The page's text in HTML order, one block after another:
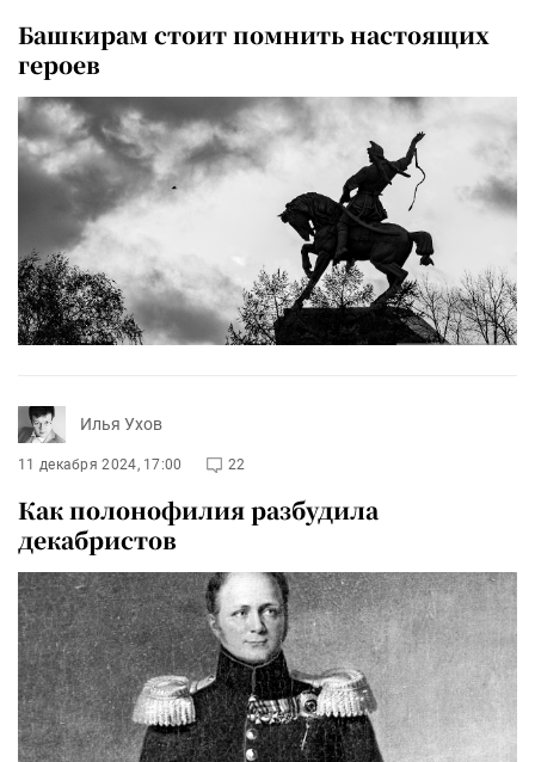
Башкирам стоит помнить настоящих
героев
Илья Ухов
11 декабря 2024, 17:00 22
Как полонофилия разбудила
декабристов